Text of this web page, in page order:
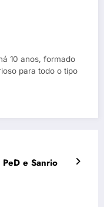
10 anos, formado
para todo o tipo
e Sanrio